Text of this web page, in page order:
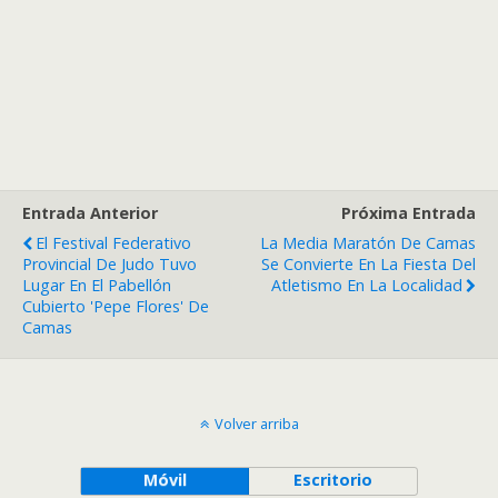
Entrada Anterior
El Festival Federativo
Provincial De Judo Tuvo
Lugar En El Pabellón
Cubierto 'Pepe Flores' De
Camas
Próxima Entrada
La Media Maratón De Camas
Se Convierte En La Fiesta Del
Atletismo En La Localidad
Volver arriba
Móvil Escritorio